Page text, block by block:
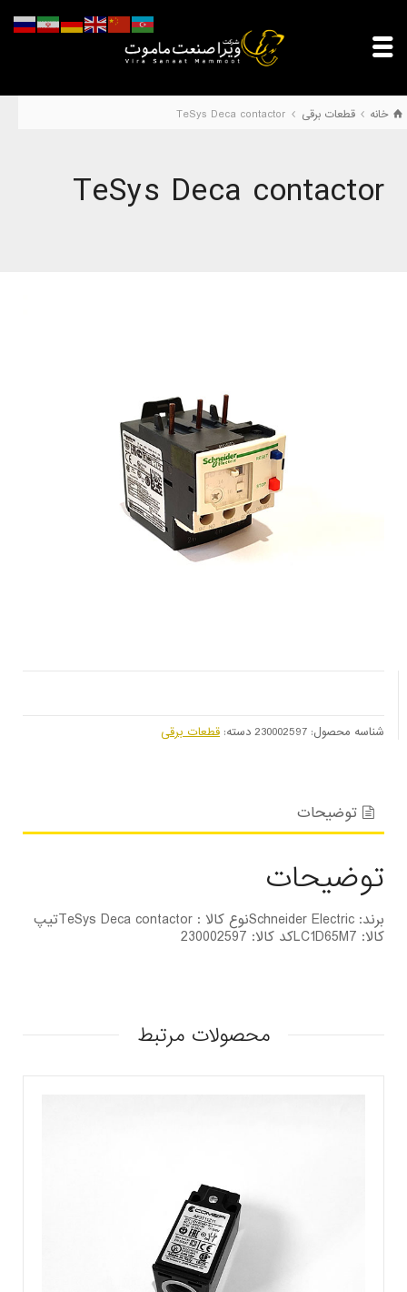
خانه قطعات برقی TeSys Deca contactor
TeSys Deca contactor
شناسه محصول: 230002597 دسته: قطعات برقی
توضیحات
توضیحات
برند: Schneider Electricنوع کالا : TeSys Deca contactorتیپ
کالا: LC1D65M7کد کالا: 230002597
محصولات مرتبط